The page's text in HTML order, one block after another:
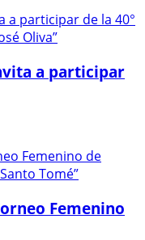
a participar
Femenino